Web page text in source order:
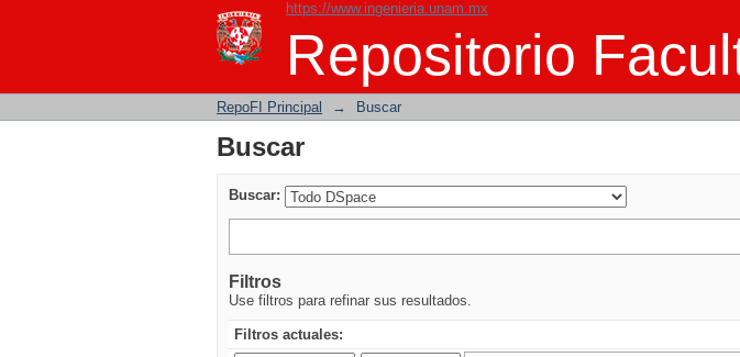
https://www.ingenieria.unam.mx
Repositorio
Buscar
RepoFI Principal → Buscar
Buscar
Buscar:
Filtros
Use filtros para refinar sus resultados.
Filtros actuales: